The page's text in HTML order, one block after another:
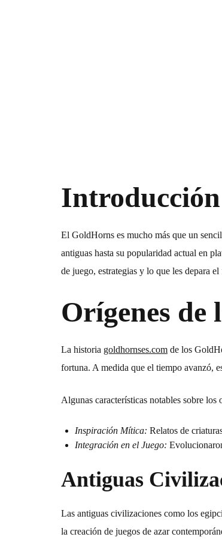
Introducción
El GoldHorns es mucho más que un
antiguas hasta su popularidad actual en
de juego, estrategias y lo que les depara
Orígenes de
La historia goldhornses.com de los
fortuna. A medida que el tiempo avanzó,
Algunas características notables sobre
Inspiración Mítica: Relatos de
Integración en el Juego:
Antiguas
Las antiguas civilizaciones como los
la creación de juegos de azar